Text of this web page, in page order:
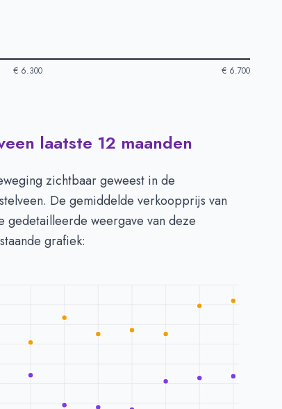
€ 6.300 € 6.700
3 maanden (per m2)
€ 6.456
€ 6.599
laatste 12 maanden
zichtbaar geweest in de
De gemiddelde verkoopprijs van
gedetailleerde weergave van deze
grafiek: